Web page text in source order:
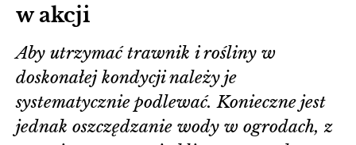
w akcji
Aby utrzymać trawnik i rośliny w
doskonałej kondycji należy je
systematycznie podlewać. Konieczne jest
jednak oszczędzanie wody w ogrodach, z